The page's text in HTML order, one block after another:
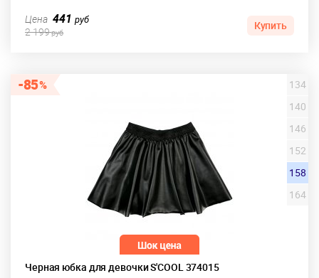
Цена 441руб
2 199руб
Купить
85
Черная юбка для девочки S'COOL 374015
134
140
146
152
158
164